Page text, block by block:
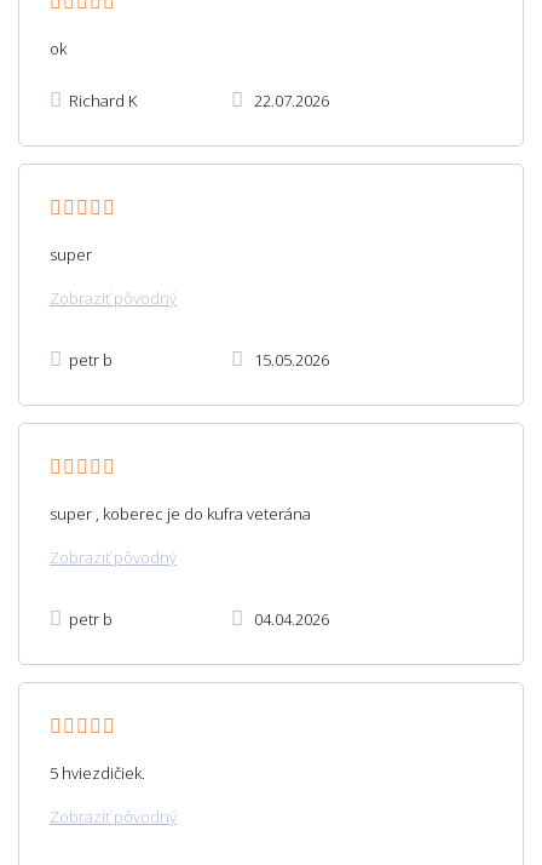
ok
Richard K 22.07.2026
super
Zobraziť pôvodný
petr b 15.05.2026
super , koberec je do kufra veterána
Zobraziť pôvodný
petr b 04.04.2026
5 hviezdičiek.
Zobraziť pôvodný